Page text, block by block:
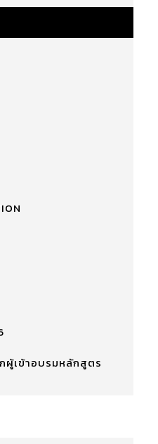
ผู้เข้าอบรมหลักสูตร